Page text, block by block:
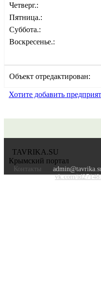
Четверг.:
Пятница.:
Суббота.:
Воскресенье.:
Объект отредактирован:
Хотите добавить
TAVRIKA.SU
Крымский портал
Контакты
vk.com/